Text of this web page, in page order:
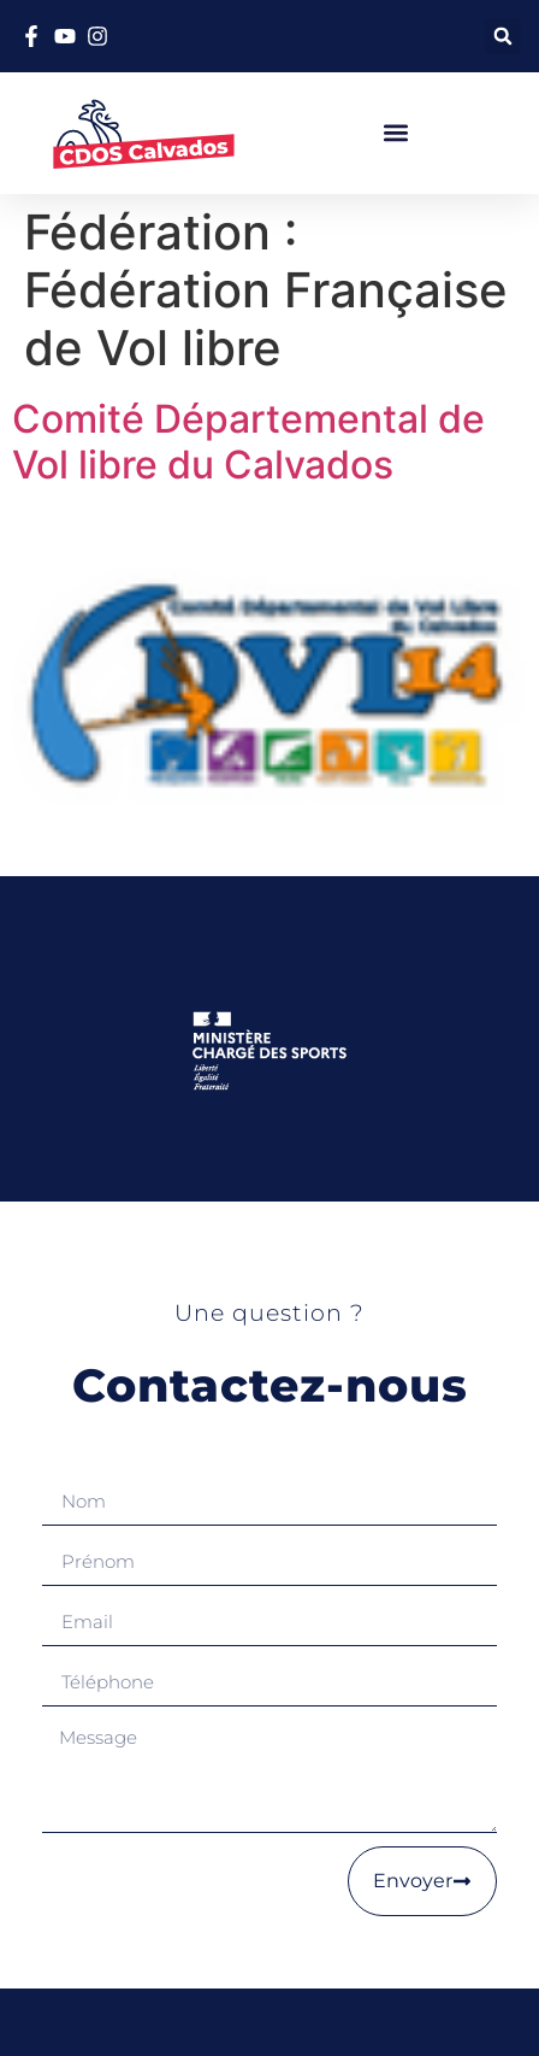
Fédération :
Fédération Française
de Vol libre
Comité Départemental de
Vol libre du Calvados
Une question ?
Contactez-nous
Envoyer